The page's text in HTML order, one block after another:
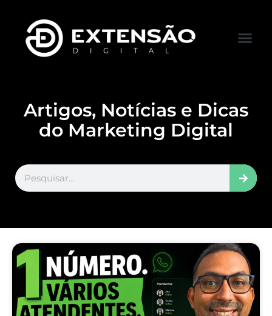
Artigos, Notícias e Dicas
do Marketing Digital